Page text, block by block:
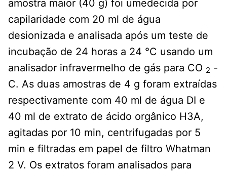
amostra maior (40 g) foi umedecida por
capilaridade com 20 ml de água
desionizada e analisada após um teste de
incubação de 24 horas a 24 °C usando um
analisador infravermelho de gás para CO 2 -
C. As duas amostras de 4 g foram extraídas
respectivamente com 40 ml de água DI e
40 ml de extrato de ácido orgânico H3A,
agitadas por 10 min, centrifugadas por 5
min e filtradas em papel de filtro Whatman
2 V. Os extratos foram analisados ​​para